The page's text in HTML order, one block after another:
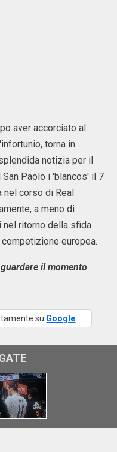
aver accorciato al
torna in
notizia per il
Paolo i 'blancos' il 7
nel corso di Real
a meno di
nel ritorno della sfida
europea.
il momento
su Google